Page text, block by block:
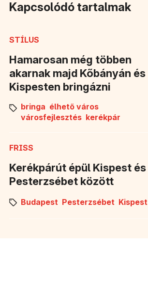
Kapcsolódó tartalmak
STÍLUS
Hamarosan még többen
akarnak majd Kőbányán és
Kispesten bringázni
bringa élhető város
városfejlesztés kerékpár
FRISS
Kerékpárút épül Kispest és
Pesterzsébet között
Budapest Pesterzsébet Kispest